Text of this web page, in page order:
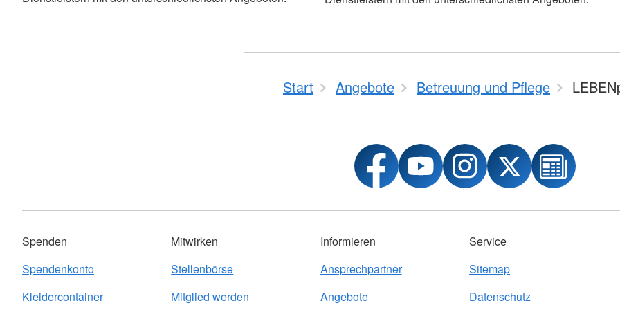
Start Angebote Betreuung und Pflege
Spenden
Spendenkonto
Kleidercontainer
Mitwirken
Stellenbörse
Mitglied werden
Informieren
Ansprechpartner
Angebote
Service
Sitemap
Datenschutz